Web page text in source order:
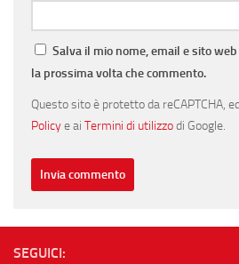
Salva il mio nome, email e sito
la prossima volta che commento.
Questo sito è protetto da reCAPTCHA,
Policye ai Termini di utilizzodi Google.
SEGUICI: